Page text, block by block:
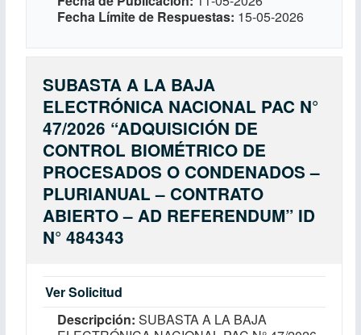
Fecha Límite de Respuestas 15-05-2026
SUBASTA A LA BAJA
ELECTRÓNICA NACIONAL PAC N°
47/2026 “ADQUISICIÓN DE
CONTROL BIOMÉTRICO DE
PROCESADOS O CONDENADOS –
PLURIANUAL – CONTRATO
ABIERTO – AD REFERENDUM” ID
N° 484343
Ver Solicitud
Descripción SUBASTA A LA BAJA